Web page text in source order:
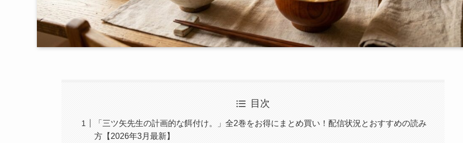
目次
「三ツ矢先生の計画的な餌付け。」全2巻をお得にまとめ買い！配信状況とおすすめの読み
方【2026年3月最新】